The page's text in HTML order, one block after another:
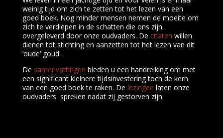
weinig tijd om zich te zetten tot het lezen van een
goed boek. Nog minder mensen nemen de moeite om
zich te verdiepen in de schatten die ons zijn
overgeleverd door onze oudvaders. De citaten willen
dienen tot stichting en aanzetten tot het lezen van dit
‘oude’ goud.
De samenvattingen bieden u een handreiking om met
een significant kleinere tijdsinvestering toch de kern
van een goed boek te raken. De lezingen laten onze
oudvaders spreken nadat zij gestorven zijn.